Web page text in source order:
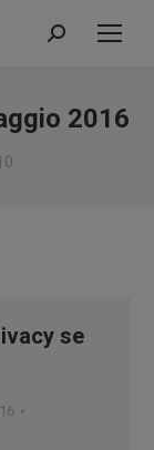
Cerca:
2016
se